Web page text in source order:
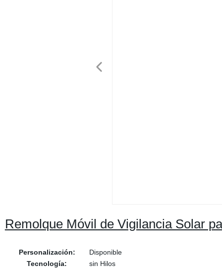
Remolque Móvil de Vigilancia Solar
Personalización:
Disponible
Tecnología:
sin Hilos